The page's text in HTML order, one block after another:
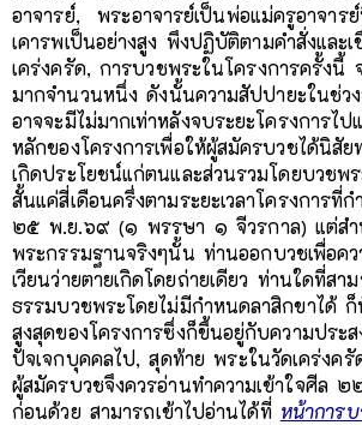
อาจารย์, พระอาจารย์เป็นพ่อแม่ครูอาจาร
เคารพเป็นอย่างสูง พึงปฏิบัติตามคำสั่งและ
เคร่งครัด, การบวชพระในโครงการครั้งนี้
มากจำนวนหนึ่ง ดังนั้นความสัปปายะในช่วง
อาจจะมีไม่มากเท่าหลังจบระยะโครงการไ
หลักของโครงการเพื่อให้ผู้สมัครบวชได้นิสั
เกิดประโยชน์แก่ตนและส่วนรวมโดยบวชพร
สั้นแค่สี่เดือนครึ่งตามระยะเวลาโครงการ
๒๕ พ.ย.๖๙ (๑ พรรษา ๑ จีวรกาล) แต่สำ
พระกรรมฐานจริงๆนั้น ท่านออกบวชเพื่อค
เวียนว่ายตายเกิดโดยถ่ายเดียว ท่านใดที่สา
ธรรมบวชพระโดยไม่มีกำหนดลาสิกขาได้
สูงสุดของโครงการซึ่งก็ขึ้นอยู่กับความประ
ปัจเจกบุคคลไป, สุดท้าย พระในวัดเคร่ง
ผู้สมัครบวชจึงควรอ่านทำความเข้าใจศีล
ก่อนด้วย สามารถเข้าไปอ่านได้ที่ หน้าการ